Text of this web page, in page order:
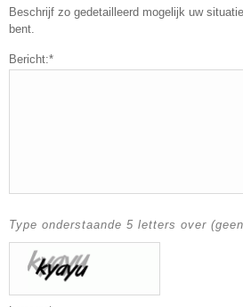
Beschrijf zo gedetailleerd mogelijk uw
bent.
Bericht:*
Type onderstaande 5 letters over